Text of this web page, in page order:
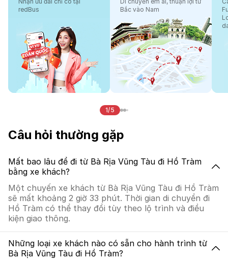
redBus
Bắc vào Nam
1/5
Câu hỏi thường gặp
Mất bao lâu để đi từ Bà Rịa Vũng Tàu đi Hồ Tràm
bằng xe khách?
Một chuyến xe khách từ Bà Rịa Vũng Tàu đi Hồ Tràm
sẽ mất khoảng 2 giờ 33 phút. Thời gian di chuyển đi
Hồ Tràm có thể thay đổi tùy theo lộ trình và điều
kiện giao thông.
Những loại xe khách nào có sẵn cho hành trình từ
Bà Rịa Vũng Tàu đi Hồ Tràm?